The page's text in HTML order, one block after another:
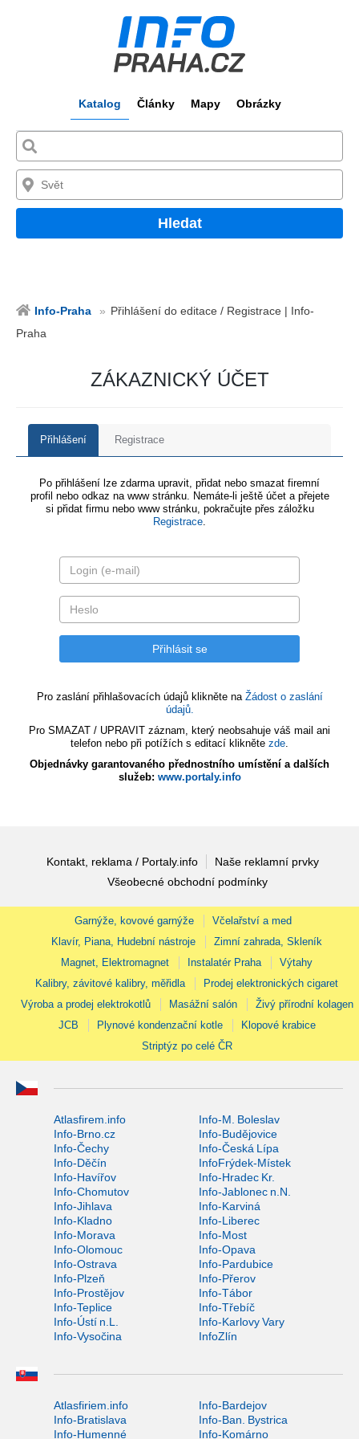
Katalog Články Mapy Obrázky
Hledat
Info-Praha
Přihlášení do editace / Registrace | Info-
Praha
ZÁKAZNICKÝ ÚČET
Přihlášení Registrace
Po přihlášení lze zdarma upravit, přidat nebo smazat firemní
profil nebo odkaz na www stránku. Nemáte-li ještě účet a přejete
si přidat firmu nebo www stránku, pokračujte přes záložku
Registrace.
Pro zaslání přihlašovacích údajů klikněte na Žádost o zaslání
údajů.
Pro SMAZAT / UPRAVIT záznam, který neobsahuje váš mail ani
telefon nebo při potížích s editací klikněte zde.
Objednávky garantovaného přednostního umístění a dalších
služeb: www.portaly.info
Kontakt, reklama / Portaly.info
Naše reklamní prvky
Všeobecné obchodní podmínky
Garnýže, kovové garnýže
Včelařství a med
Klavír, Piana, Hudební nástroje
Zimní zahrada, Skleník
Magnet, Elektromagnet
Instalatér Praha
Výtahy
Kalibry, závitové kalibry, měřidla
Prodej elektronických cigaret
Výroba a prodej elektrokotlů
Masážní salón
Živý přírodní kolagen
JCB
Plynové kondenzační kotle
Klopové krabice
Striptýz po celé ČR
Atlasfirem.info
Info-M. Boleslav
Info-Brno.cz
Info-Budějovice
Info-Čechy
Info-Česká Lípa
Info-Děčín
InfoFrýdek-Místek
Info-Havířov
Info-Hradec Kr.
Info-Chomutov
Info-Jablonec n.N.
Info-Jihlava
Info-Karviná
Info-Kladno
Info-Liberec
Info-Morava
Info-Most
Info-Olomouc
Info-Opava
Info-Ostrava
Info-Pardubice
Info-Plzeň
Info-Přerov
Info-Prostějov
Info-Tábor
Info-Teplice
Info-Třebíč
Info-Ústí n.L.
Info-Karlovy Vary
Info-Vysočina
InfoZlín
Atlasfiriem.info
Info-Bardejov
Info-Bratislava
Info-Ban. Bystrica
Info-Humenné
Info-Komárno